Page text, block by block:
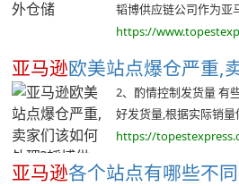
韬博供应链公司作为亚
https://
亚马逊欧美站点爆仓严重,
2、酌情控制发货量 有
好发货量,根据实际销
https://
亚马逊各个站点有哪些不同